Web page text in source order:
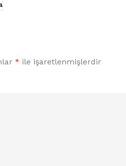
* ile işaretlenmişlerdir